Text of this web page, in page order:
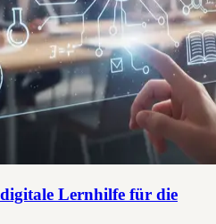
Lernhilfe für die